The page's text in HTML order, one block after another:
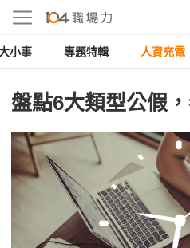
小事 專題特輯 人資充電
盤點6大類型公假